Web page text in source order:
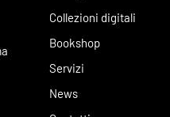
Collezioni digitali
Bookshop
Servizi
News